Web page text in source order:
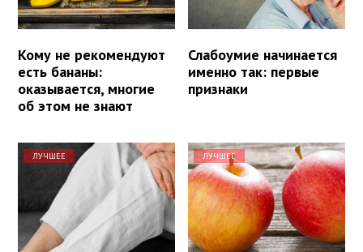
Кому не рекомендуют
есть бананы:
оказывается, многие
об этом не знают
Слабоумие начинается
именно так: первые
признаки
ЛУЧШЕЕ ЛУЧШЕЕ